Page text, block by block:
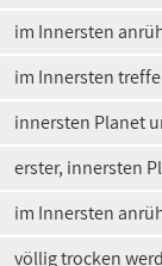
im Innersten
im Innersten
innersten Planet
erster, innersten
im Innersten
völlig trocken